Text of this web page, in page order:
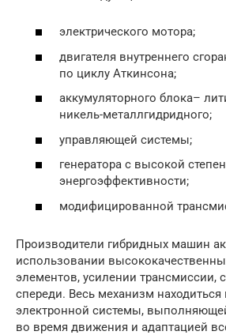
электрического мотора;
двигателя внутреннего
по циклу Аткинсона;
аккумуляторного блока–
никель-металлгидридного;
управляющей системы;
генератора с высокой
энергоэффективности;
модифицированной
Производители гибридных машин
использовании
элементов, усилении трансмиссии,
спереди. Весь механизм
электронной системы,
во время движения и адаптацией